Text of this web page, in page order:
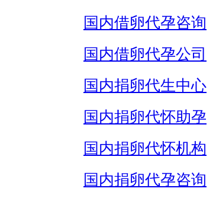
国内借卵代孕咨询
国内借卵代孕公司
国内捐卵代生中心
国内捐卵代怀助孕
国内捐卵代怀机构
国内捐卵代孕咨询